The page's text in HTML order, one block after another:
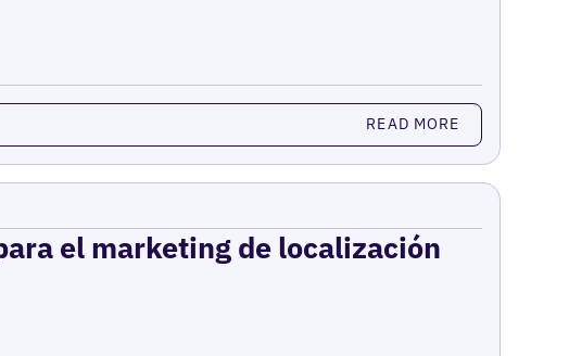
READ MORE
el marketing de localización